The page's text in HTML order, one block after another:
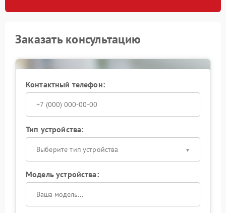
Заказать консультацию
Контактный телефон:
Тип устройства:
Выберите тип устройства
Модель устройства: